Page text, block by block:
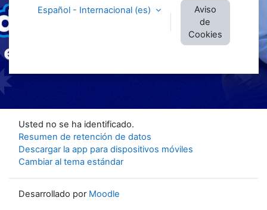
Español - Internacional ‎(es)‎
Aviso
de
Cookies
Usted no se ha identificado.
Resumen de retención de datos
Descargar la app para dispositivos móviles
Cambiar al tema estándar
Desarrollado por Moodle